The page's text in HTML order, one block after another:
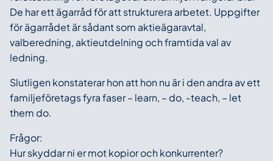
De har ett ägarråd för att strukturera arbetet. Uppgifter
för ägarrådet är sådant som aktieägaravtal,
valberedning, aktieutdelning och framtida val av
ledning.
Slutligen konstaterar hon att hon nu är i den andra av ett
familjeföretags fyra faser – learn, – do, -teach, – let
them do.
Frågor:
Hur skyddar ni er mot kopior och konkurrenter?